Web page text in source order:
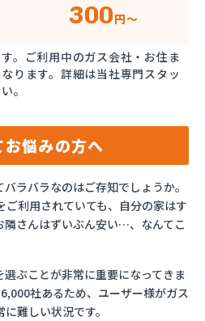
300円～
。ご利用中のガス会社・お住ま
ります。詳細は当社専門スタッ
。
悩みの方へ
ラバラなのはご存知でしょうか。
利用されていても、自分の家はす
隣さんはずいぶん安い…、なんてこ
ぶことが非常に重要になってきま
社あるため、ユーザー様がガス
難しい状況です。